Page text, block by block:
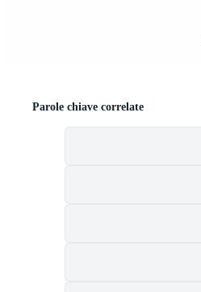
Parole chiave correlate